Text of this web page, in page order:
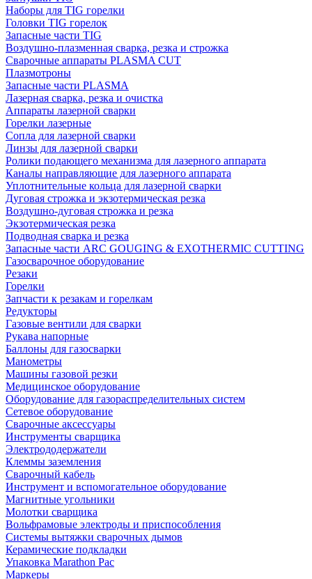
Наборы для TIG горелки
Головки TIG горелок
Запасные части TIG
Воздушно-плазменная сварка, резка и строжка
Сварочные аппараты PLASMA CUT
Плазмотроны
Запасные части PLASMA
Лазерная сварка, резка и очистка
Аппараты лазерной сварки
Горелки лазерные
Сопла для лазерной сварки
Линзы для лазерной сварки
Ролики подающего механизма для лазерного аппарата
Каналы направляющие для лазерного аппарата
Уплотнительные кольца для лазерной сварки
Дуговая строжка и экзотермическая резка
Воздушно-дуговая строжка и резка
Экзотермическая резка
Подводная сварка и резка
Запасные части ARC GOUGING & EXOTHERMIC CUTTING
Газосварочное оборудование
Резаки
Горелки
Запчасти к резакам и горелкам
Редукторы
Газовые вентили для сварки
Рукава напорные
Баллоны для газосварки
Манометры
Машины газовой резки
Медицинское оборудование
Оборудование для газораспределительных систем
Сетевое оборудование
Сварочные аксессуары
Инструменты сварщика
Электрододержатели
Клеммы заземления
Сварочный кабель
Инструмент и вспомогательное оборудование
Магнитные угольники
Молотки сварщика
Вольфрамовые электроды и приспособления
Системы вытяжки сварочных дымов
Керамические подкладки
Упаковка Marathon Pac
Маркеры